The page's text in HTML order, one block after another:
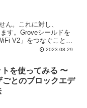
ん。これに対し、
す。Groveシールドを
V2」をつなぐこと
2023.08.29
を使ってみる 〜
とのブロックエデ